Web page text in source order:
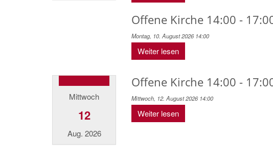
Offene Kirche 14:00 -
Montag, 10. August 2026 14:00
Weiter lesen
Mittwoch
12
Aug. 2026
Offene Kirche 14:00 -
Mittwoch, 12. August 2026 14:00
Weiter lesen